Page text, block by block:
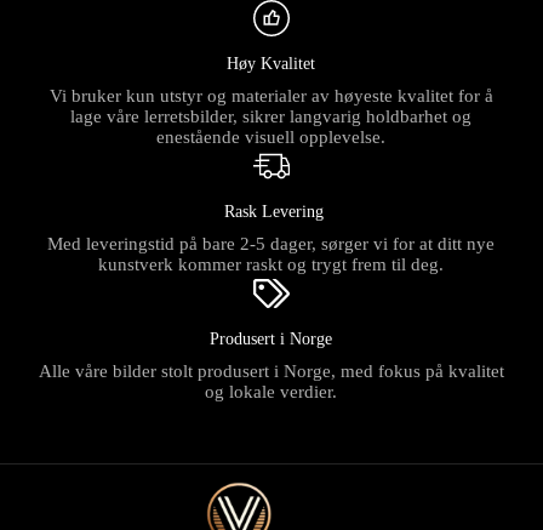
Høy Kvalitet
Vi bruker kun utstyr og materialer av høyeste kvalitet for å
lage våre lerretsbilder, sikrer langvarig holdbarhet og
enestående visuell opplevelse.
Rask Levering
Med leveringstid på bare 2-5 dager, sørger vi for at ditt nye
kunstverk kommer raskt og trygt frem til deg.
Produsert i Norge
Alle våre bilder stolt produsert i Norge, med fokus på kvalitet
og lokale verdier.